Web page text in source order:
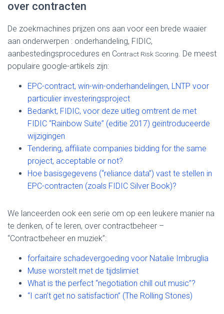
over contracten
De zoekmachines prijzen ons aan voor een brede waaier
aan onderwerpen : onderhandeling, FIDIC,
aanbestedingsprocedures en Contract Risk Scoring. De meest
populaire google-artikels zijn:
EPC-contract, win-win-onderhandelingen, LNTP voor
particulier investeringsproject
Bedankt, FIDIC, voor deze uitleg omtrent de met
FIDIC “Rainbow Suite” (editie 2017) geïntroduceerde
wijzigingen
Tendering, affiliate companies bidding for the same
project, acceptable or not?
Hoe basisgegevens (“reliance data”) vast te stellen in
EPC-contracten (zoals FIDIC Silver Book)?
We lanceerden ook een serie om op een leukere manier na
te denken, of te leren, over contractbeheer –
“Contractbeheer en muziek”:
forfaitaire schadevergoeding voor Natalie Imbruglia
Muse worstelt met de tijdslimiet
What is the perfect “negotiation chill out music”?
“I can’t get no satisfaction” (The Rolling Stones)